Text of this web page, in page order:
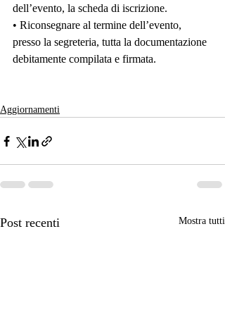
dell’evento, la scheda di iscrizione.
• Riconsegnare al termine dell’evento,
presso la segreteria, tutta la documentazione
debitamente compilata e firmata.
Aggiornamenti
Post recenti Mostra tutti